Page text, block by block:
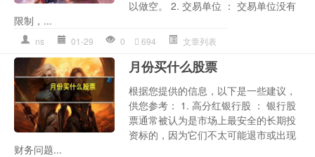
以做空。 2. 交易单位 ： 交易单位没有
限制，...
ns 01-29 0 694 文章列表
月份买什么股票
根据您提供的信息，以下是一些建议，
供您参考： 1. 高分红银行股 ： 银行股
票通常被认为是市场上最安全的长期投
资标的，因为它们不太可能退市或出现
财务问题...